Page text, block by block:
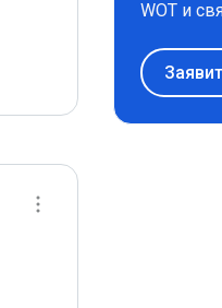
WOT и